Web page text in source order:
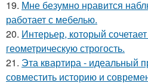
19. Мне безумно нравится
работает с мебелью.
20. Интерьер, который
геометрическую строгость.
21. Эта квартира - идеальный
совместить историю и